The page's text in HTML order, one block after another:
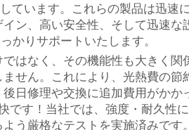
ています。これらの製品は迅
ン、高い安全性、そして迅速
かりサポートいたします。
はなく、その機能性も大きく
せん。これにより、光熱費の
日修理や交換に追加費用がか
す！当社では、強度・耐久性
う厳格なテストを実施済みで